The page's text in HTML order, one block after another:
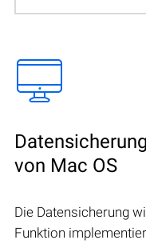
von Mac OS
Die Datensicherung
Funktion